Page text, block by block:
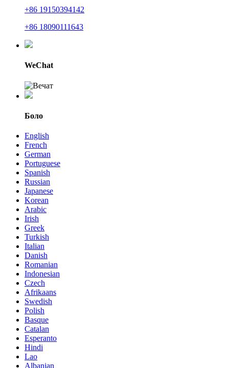
+86 19150394142
+86 18090111643
WeChat
Боло
English
French
German
Portuguese
Spanish
Russian
Japanese
Korean
Arabic
Irish
Greek
Turkish
Italian
Danish
Romanian
Indonesian
Czech
Afrikaans
Swedish
Polish
Basque
Catalan
Esperanto
Hindi
Lao
Albanian